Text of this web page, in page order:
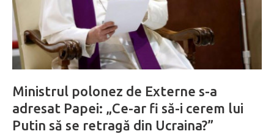
Ministrul polonez de Externe s-a
adresat Papei: „Ce-ar fi să-i cerem lui
Putin să se retragă din Ucraina?”